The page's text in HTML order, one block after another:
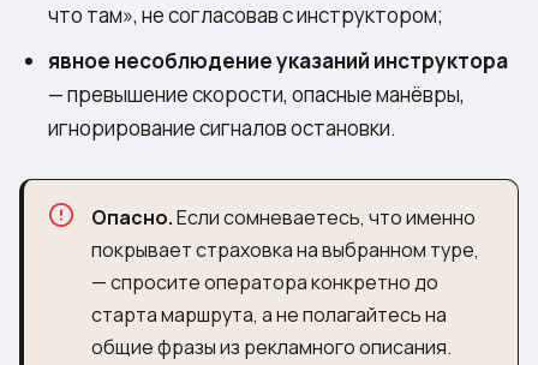
что там», не согласовав с инструктором;
явное несоблюдение указаний инструктора
— превышение скорости, опасные манёвры,
игнорирование сигналов остановки.
Опасно.Если сомневаетесь, что именно
покрывает страховка на выбранном туре,
— спросите оператора конкретно до
старта маршрута, а не полагайтесь на
общие фразы из рекламного описания.